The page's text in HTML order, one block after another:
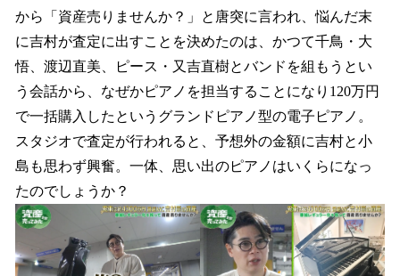
から「資産売りませんか？」と唐突に言われ、悩んだ末
に吉村が査定に出すことを決めたのは、かつて千鳥・大
悟、渡辺直美、ピース・又吉直樹とバンドを組もうとい
う会話から、なぜかピアノを担当することになり120万円
で一括購入したというグランドピアノ型の電子ピアノ。
スタジオで査定が行われると、予想外の金額に吉村と小
島も思わず興奮。一体、思い出のピアノはいくらになっ
たのでしょうか？